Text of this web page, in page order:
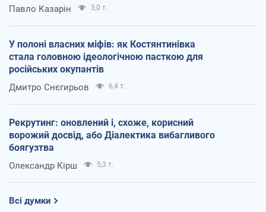
Павло Казарін 3,0 т.
У полоні власних міфів: як Костянтинівка
стала головною ідеологічною пасткою для
російських окупантів
Дмитро Снєгирьов 6,4 т.
Рекрутинг: оновлений і, схоже, корисний
ворожий досвід, або Діалектика вибагливого
боягузтва
Олександр Кірш 5,3 т.
Всі думки